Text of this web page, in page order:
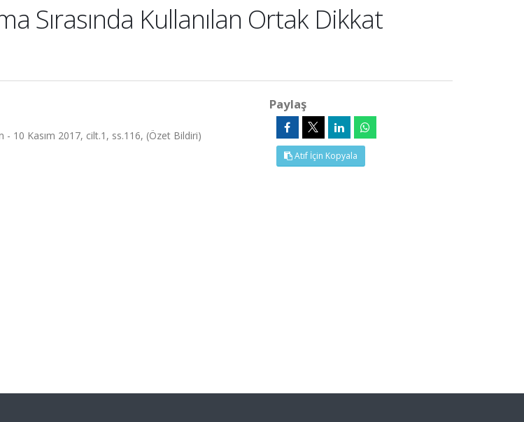
Sırasında Kullanılan Ortak Dikkat
- 10 Kasım 2017, cilt.1, ss.116, (Özet Bildiri)
Paylaş
Atıf İçin Kopyala